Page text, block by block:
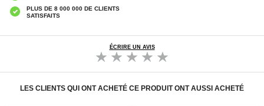
PLUS DE 8 000 000 DE CLIENTS
SATISFAITS
ÉCRIRE UN AVIS
LES CLIENTS QUI ONT ACHETÉ CE PRODUIT ONT AUSSI ACHETÉ